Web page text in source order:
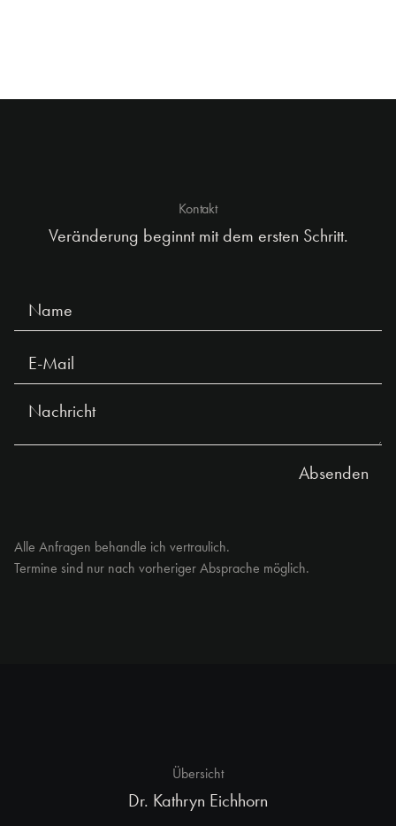
Kontakt
Veränderung beginnt mit dem ersten Schritt.
Alle Anfragen behandle ich vertraulich.
Termine sind nur nach vorheriger Absprache möglich.
Übersicht
Dr. Kathryn Eichhorn